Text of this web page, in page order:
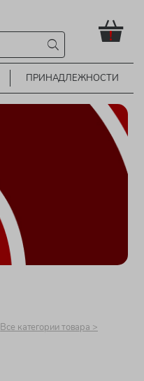
!
ПРИНАДЛЕЖНОСТИ
Все категории товара >